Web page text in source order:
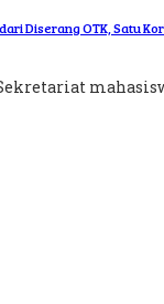
Diserang OTK, Satu